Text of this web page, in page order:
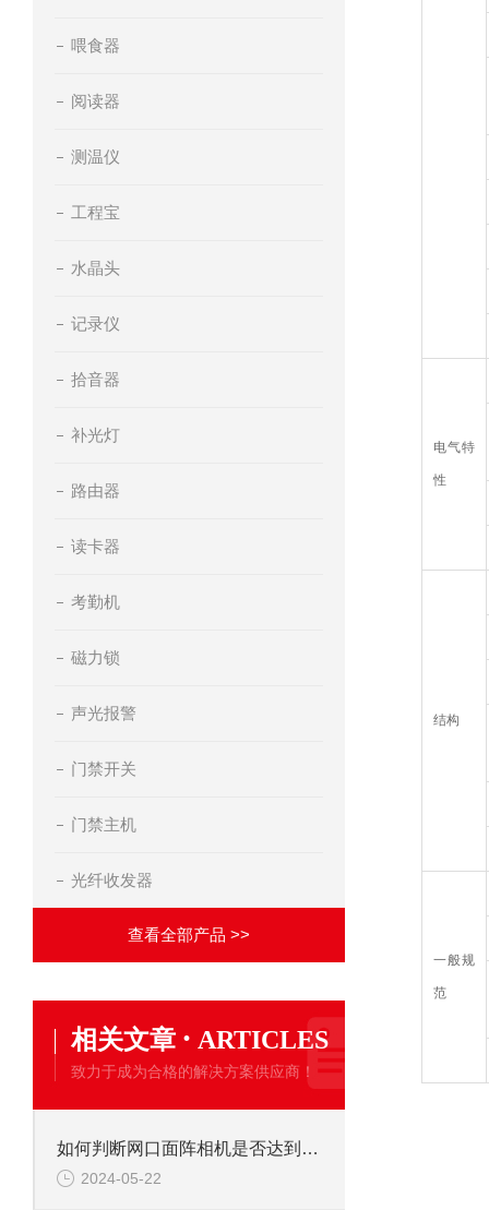
喂食器
阅读器
测温仪
工程宝
水晶头
记录仪
拾音器
补光灯
路由器
读卡器
考勤机
磁力锁
声光报警
门禁开关
门禁主机
光纤收发器
查看全部产品 >>
相关文章 · ARTICLES
致力于成为合格的解决方案供应商！
如何判断网口面阵相机是否达到标称性能参数
2024-05-22
电气特
性
结构
一般规
范